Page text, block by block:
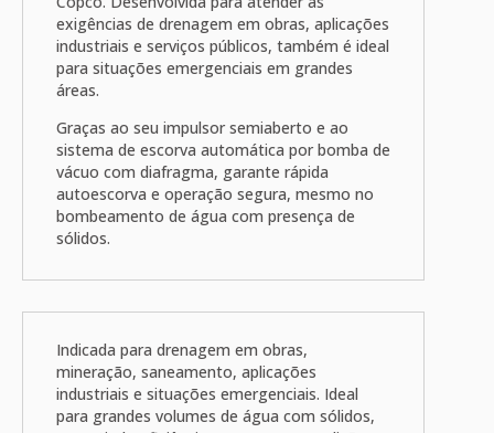
exigências de drenagem em obras, aplicações
industriais e serviços públicos, também é ideal
para situações emergenciais em grandes
áreas.
Graças ao seu impulsor semiaberto e ao
sistema de escorva automática por bomba de
vácuo com diafragma, garante rápida
autoescorva e operação segura, mesmo no
bombeamento de água com presença de
sólidos.
Indicada para drenagem em obras,
mineração, saneamento, aplicações
industriais e situações emergenciais. Ideal
para grandes volumes de água com sólidos,